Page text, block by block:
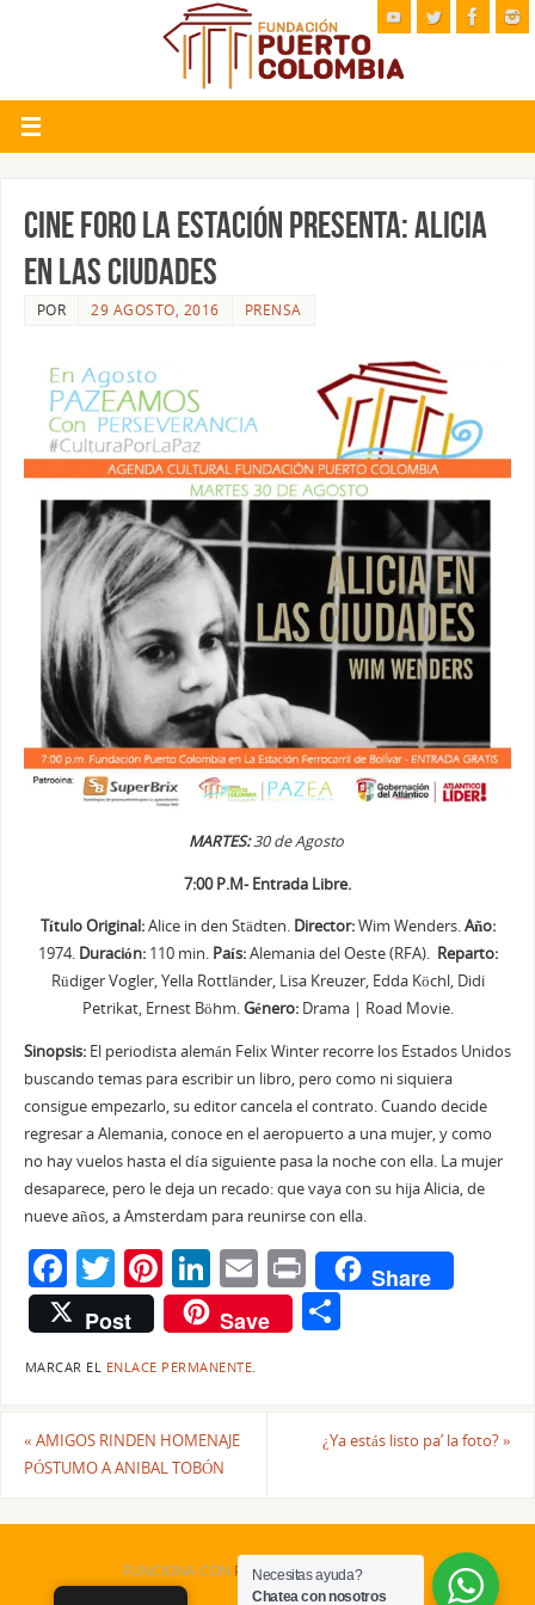
CINE FORO LA ESTACIÓN PRESENTA: ALICIA
EN LAS CIUDADES
POR 29 AGOSTO, 2016 PRENSA
MARTES:30 de Agosto
7:00 P.M- Entrada Libre.
Título Original:Alice in den Städten. Director:Wim Wenders.Año:
1974. Duración: 110 min. País:Alemania del Oeste (RFA). Reparto:
Rüdiger Vogler, Yella Rottländer, Lisa Kreuzer, Edda Köchl, Didi
Petrikat, Ernest Böhm.Género: Drama | Road Movie.
Sinopsis: El periodista alemán Felix Winter recorre los Estados Unidos
buscando temas para escribir un libro, pero como ni siquiera
consigue empezarlo, su editor cancela el contrato. Cuando decide
regresar a Alemania, conoce en el aeropuerto a una mujer, y como
no hay vuelos hasta el día siguiente pasa la noche con ella. La mujer
desaparece, pero le deja un recado: que vaya con su hija Alicia, de
nueve años, a Amsterdam para reunirse con ella.
F
a
c
e
b
o
k
T
w
itt
er
Pi
nt
er
e
st
Li
n
k
e
dI
n
E
m
ai
Pr
in
t
Share
Post
Save C
p
ar
MARCAR EL ENLACE PERMANENTE.
« AMIGOS RINDEN HOMENAJE
PÓSTUMO A ANIBAL TOBÓN
¿Ya estás listo pa’ la foto?»
FUNCIONA CON PARABOLA&WORDPRESS.
Necesitas ayuda?
Chatea con nosotros